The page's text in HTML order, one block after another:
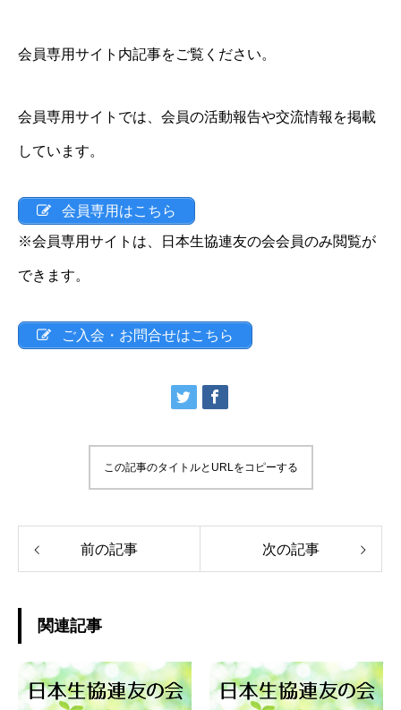
会員専用サイト内記事をご覧ください。
会員専用サイトでは、会員の活動報告や交流情報を掲載
しています。
会員専用はこちら
※会員専用サイトは、日本生協連友の会会員のみ閲覧が
できます。
ご入会・お問合せはこちら
この記事のタイトルとURLをコピーする
前の記事 次の記事
関連記事